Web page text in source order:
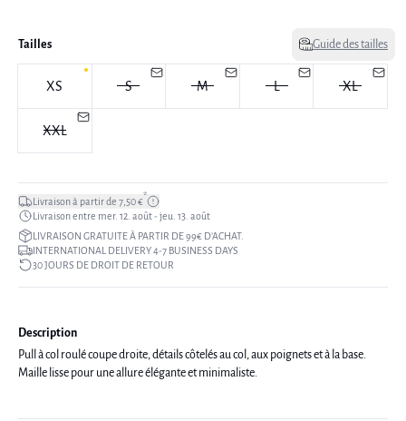
Tailles Guide des tailles
XS S M L XL
XXL
Livraison à partir de 7,50 €*
Livraison entre mer. 12. août - jeu. 13. août
LIVRAISON GRATUITE À PARTIR DE 99€ D’ACHAT.
INTERNATIONAL DELIVERY 4-7 BUSINESS DAYS
30 JOURS DE DROIT DE RETOUR
Description
Pull à col roulé coupe droite, détails côtelés au col, aux poignets et à la base.
Maille lisse pour une allure élégante et minimaliste.